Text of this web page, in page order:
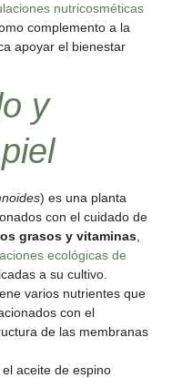
nutricosméticas
complemento a la
apoyar el bienestar
y
) es una planta
con el cuidado de
grasos y vitaminas
ecológicas de
a su cultivo.
varios nutrientes que
con el
de las membranas
aceite de espino